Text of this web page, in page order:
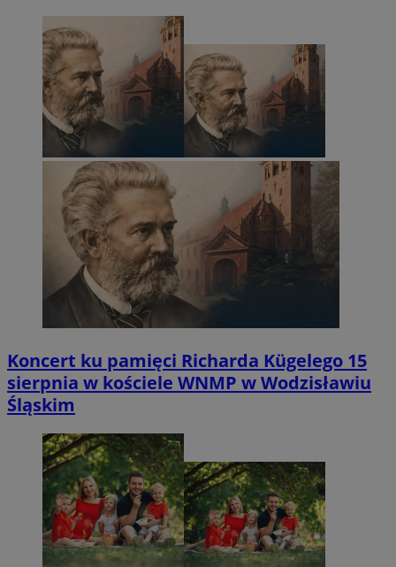
Koncert ku pamięci Richarda Kügelego 15
sierpnia w kościele WNMP w Wodzisławiu
Śląskim